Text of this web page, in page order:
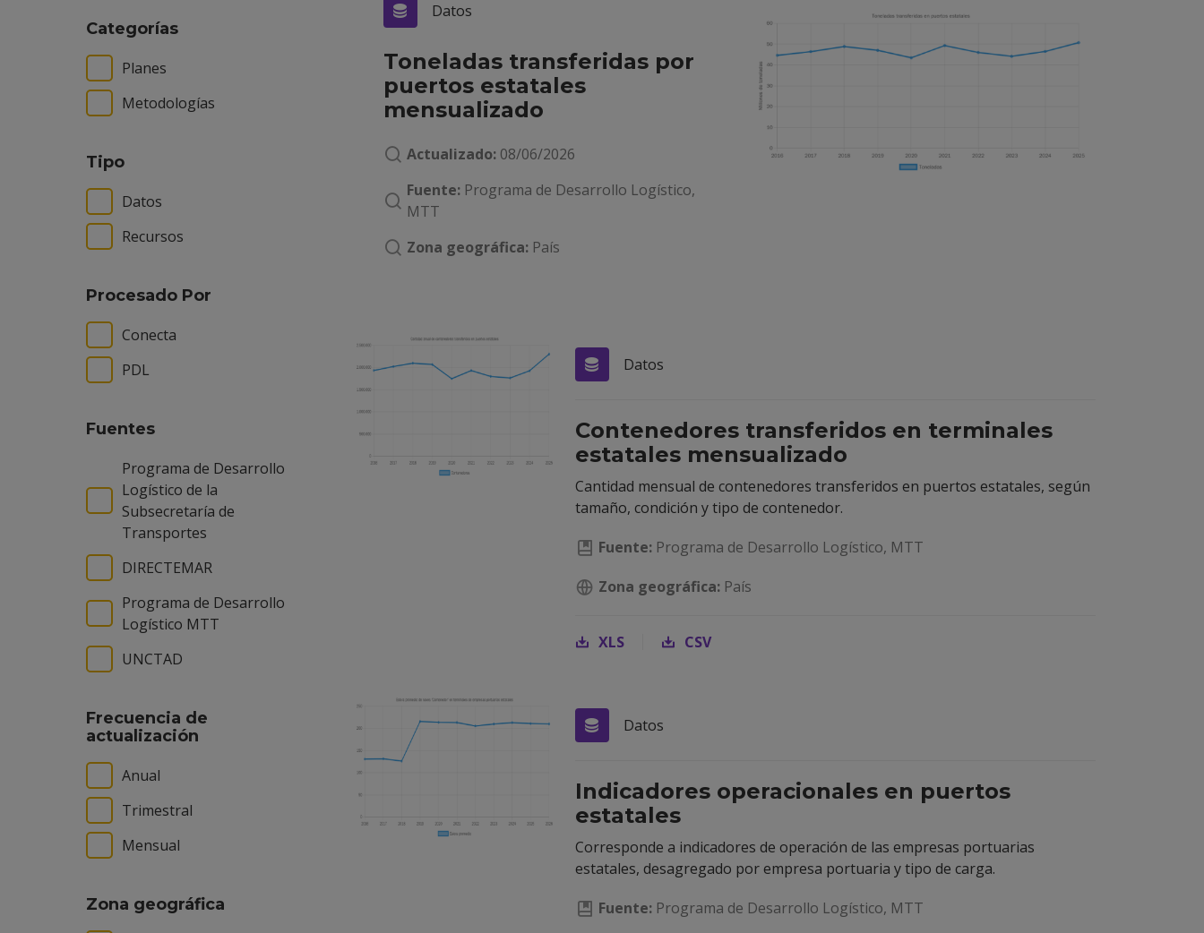
Categorías
Planes
Metodologías
Tipo
Datos
Recursos
Procesado Por
Conecta
PDL
Fuentes
Programa de Desarrollo
Logístico de la
Subsecretaría de
Transportes
DIRECTEMAR
Programa de Desarrollo
Logístico MTT
UNCTAD
Frecuencia de
actualización
Anual
Trimestral
Mensual
Zona geográfica
Datos
Toneladas transferidas por
puertos estatales
mensualizado
Actualizado: 08/06/2026
Fuente: Programa de Desarrollo Logístico,
MTT
Zona geográfica: País
Datos
Contenedores transferidos en terminales
estatales mensualizado
Cantidad mensual de contenedores transferidos en puertos estatales, según
tamaño, condición y tipo de contenedor.
Fuente: Programa de Desarrollo Logístico, MTT
Zona geográfica: País
XLS CSV
Datos
Indicadores operacionales en puertos
estatales
Corresponde a indicadores de operación de las empresas portuarias
estatales, desagregado por empresa portuaria y tipo de carga.
Fuente: Programa de Desarrollo Logístico, MTT